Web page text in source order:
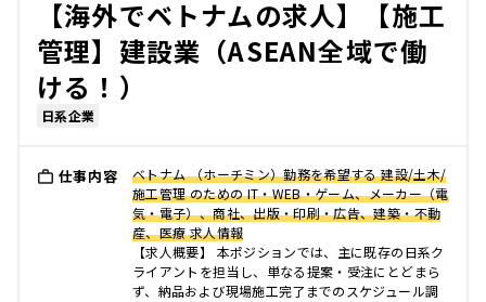
【海外でベトナムの求人】【施工
管理】建設業（ASEAN全域で働
ける！）
日系企業
仕事内容
ベトナム （ホーチミン）勤務を希望する 建設/土木/
施工管理 のための IT・WEB・ゲーム、メーカー（電
気・電子）、商社、出版・印刷・広告、建築・不動
産、医療 求人情報
【求人概要】 本ポジションでは、主に既存の日系ク
ライアントを担当し、単なる提案・受注にとどまら
ず、納品および現場施工完了までのスケジュール調